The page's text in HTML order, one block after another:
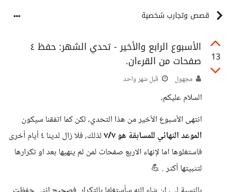
قصص وتجارب شخصية
13
الأسبوع الرابع والأخير - تحدي الشهر: حفظ ٤
صفحات من القرءان.
مجهول قبل شهر واحد
السلام عليكم،
انتهى الأسبوع الأخير من هذا التحدي، لكن كما اتفقنا سيكون
الموعد النهائي للمسابقة هو ٧/٧
لذلك، فلا زال لدينا ٤ أيام أخرى
فاستغلوها اما لإنهاء الاربع صفحات لمن لم ينهيها بعد او تكرارها
لتثبيتها أكثر . 💪